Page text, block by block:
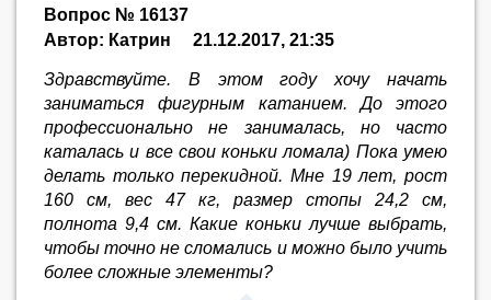
Вопрос № 16137
Автор: Катрин
21.12.2017, 21:35
Здравствуйте. В этом году хочу начать
заниматься фигурным катанием. До этого
профессионально не занималась, но часто
каталась и все свои коньки ломала) Пока умею
делать только перекидной. Мне 19 лет, рост
160 см, вес 47 кг, размер стопы 24,2 см,
полнота 9,4 см. Какие коньки лучше выбрать,
чтобы точно не сломались и можно было учить
более сложные элементы?